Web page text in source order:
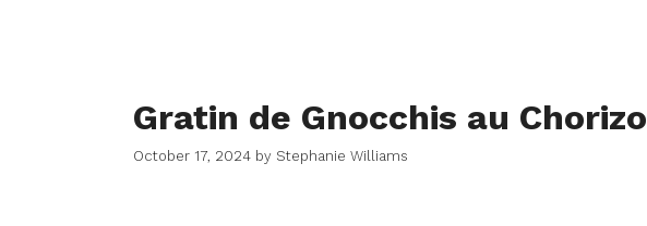
Gratin de Gnocchis au Chorizo
October 17, 2024 by Stephanie Williams